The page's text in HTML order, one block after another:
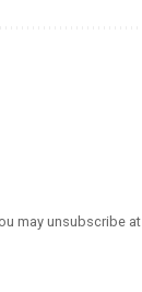
may unsubscribe at